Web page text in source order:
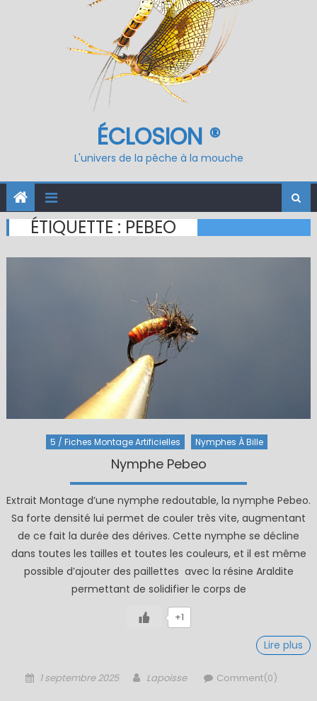
ÉCLOSION ®
L'univers de la pêche à la mouche
ÉTIQUETTE : PEBEO
5 / Fiches Montage Artificielles Nymphes À Bille
Nymphe Pebeo
Extrait Montage d’une nymphe redoutable, la nymphe Pebeo.
Sa forte densité lui permet de couler très vite, augmentant
de ce fait la durée des dérives. Cette nymphe se décline
dans toutes les tailles et toutes les couleurs, et il est même
possible d’ajouter des paillettes avec la résine Araldite
permettant de solidifier le corps de
+1
Lire plus
Posted
1 septembre 2025 Author
Lapoisse Comment(0)